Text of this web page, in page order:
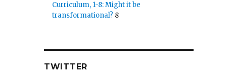
Curriculum, 1-8: Might it be
transformational? 8
TWITTER